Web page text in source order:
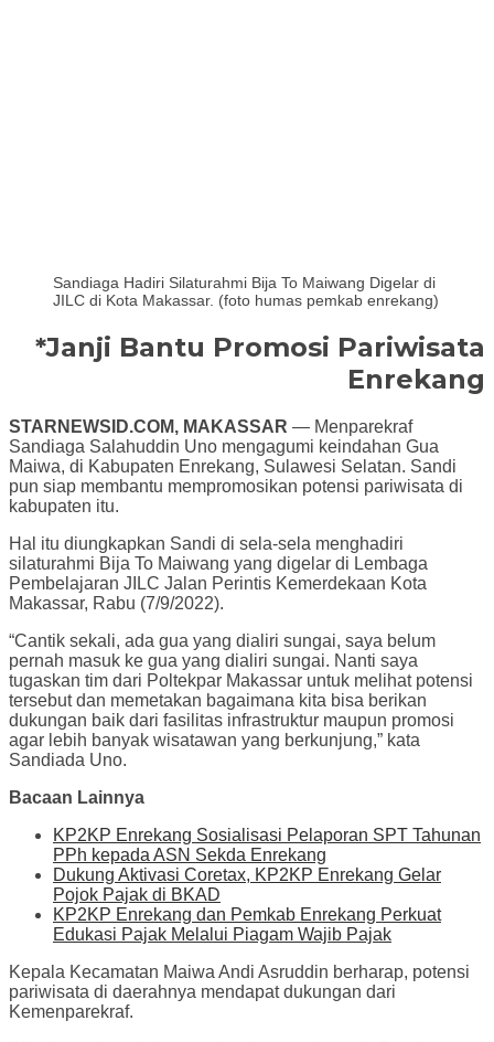
Sandiaga Hadiri Silaturahmi Bija To Maiwang Digelar di
JILC di Kota Makassar. (foto humas pemkab enrekang)
*Janji Bantu Promosi Pariwisata
Enrekang
STARNEWSID.COM, MAKASSAR — Menparekraf
Sandiaga Salahuddin Uno mengagumi keindahan Gua
Maiwa, di Kabupaten Enrekang, Sulawesi Selatan. Sandi
pun siap membantu mempromosikan potensi pariwisata di
kabupaten itu.
Hal itu diungkapkan Sandi di sela-sela menghadiri
silaturahmi Bija To Maiwang yang digelar di Lembaga
Pembelajaran JILC Jalan Perintis Kemerdekaan Kota
Makassar, Rabu (7/9/2022).
“Cantik sekali, ada gua yang dialiri sungai, saya belum
pernah masuk ke gua yang dialiri sungai. Nanti saya
tugaskan tim dari Poltekpar Makassar untuk melihat potensi
tersebut dan memetakan bagaimana kita bisa berikan
dukungan baik dari fasilitas infrastruktur maupun promosi
agar lebih banyak wisatawan yang berkunjung,” kata
Sandiada Uno.
Bacaan Lainnya
KP2KP Enrekang Sosialisasi Pelaporan SPT Tahunan
PPh kepada ASN Sekda Enrekang
Dukung Aktivasi Coretax, KP2KP Enrekang Gelar
Pojok Pajak di BKAD
KP2KP Enrekang dan Pemkab Enrekang Perkuat
Edukasi Pajak Melalui Piagam Wajib Pajak
Kepala Kecamatan Maiwa Andi Asruddin berharap, potensi
pariwisata di daerahnya mendapat dukungan dari
Kemenparekraf.